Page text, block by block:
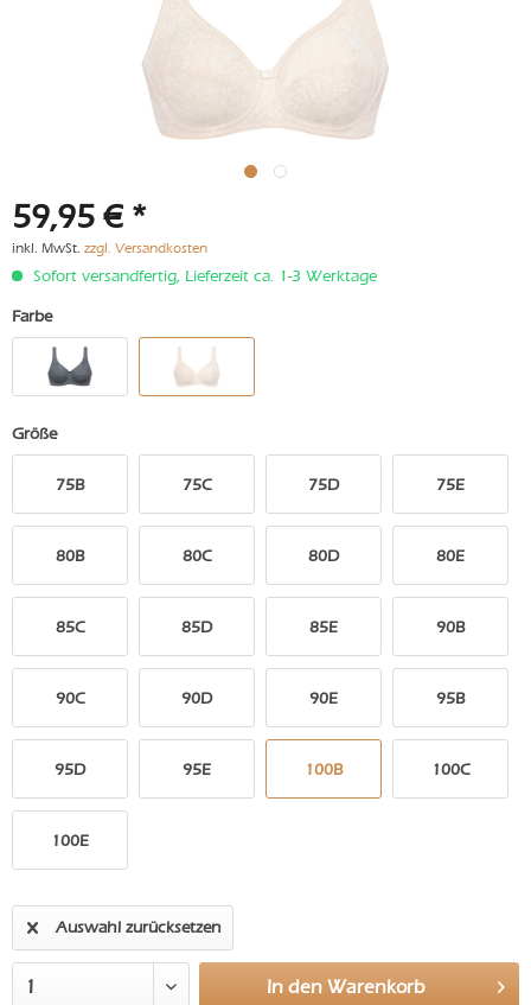
59,95 € *
inkl. MwSt. zzgl. Versandkosten
Sofort versandfertig, Lieferzeit ca. 1-3 Werktage
Farbe
Größe
75B 75C 75D 75E
80B 80C 80D 80E
85C 85D 85E 90B
90C 90D 90E 95B
95D 95E 100B 100C
100E
Auswahl zurücksetzen
In den Warenkorb